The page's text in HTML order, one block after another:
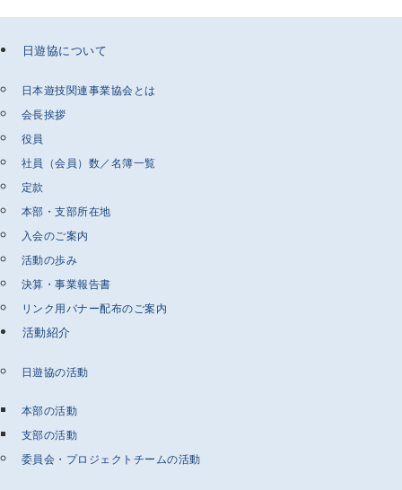
日遊協について
日本遊技関連事業協会とは
会長挨拶
役員
社員（会員）数／名簿一覧
定款
本部・支部所在地
入会のご案内
活動の歩み
決算・事業報告書
リンク用バナー配布のご案内
活動紹介
日遊協の活動
本部の活動
支部の活動
委員会・プロジェクトチームの活動